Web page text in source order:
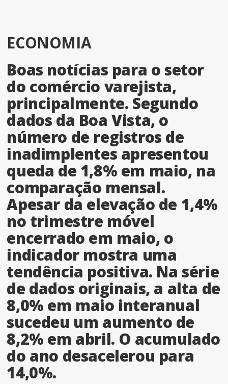
ECONOMIA
Boas notícias para o setor
do comércio varejista,
principalmente. Segundo
dados da Boa Vista, o
número de registros de
inadimplentes apresentou
queda de 1,8% em maio, na
comparação mensal.
Apesar da elevação de 1,4%
no trimestre móvel
encerrado em maio, o
indicador mostra uma
tendência positiva. Na série
de dados originais, a alta de
8,0% em maio interanual
sucedeu um aumento de
8,2% em abril. O acumulado
do ano desacelerou para
14,0%.